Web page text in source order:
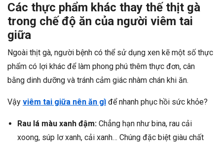
Các thực phẩm khác thay thế thịt gà
trong chế độ ăn của người viêm tai
giữa
Ngoài thịt gà, người bệnh có thể sử dụng xen kẽ một số thực
phẩm có lợi khác để làm phong phú thêm thực đơn, cân
bằng dinh dưỡng và tránh cảm giác nhàm chán khi ăn.
Vậy viêm tai giữa nên ăn gì để nhanh phục hồi sức khỏe?
Rau lá màu xanh đậm: Chẳng hạn như bina, rau cải
xoong, súp lơ xanh, cải xanh… Chúng đặc biệt giàu chất